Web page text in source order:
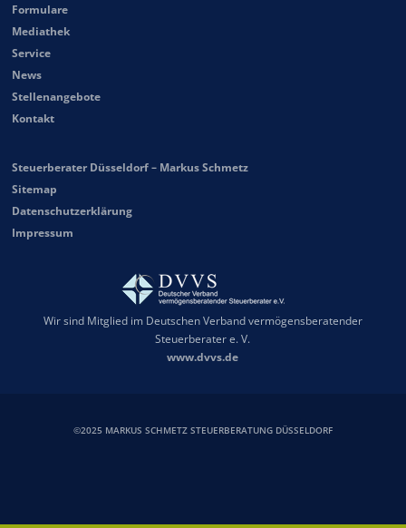
Formulare
Mediathek
Service
News
Stellenangebote
Kontakt
Steuerberater Düsseldorf – Markus Schmetz
Sitemap
Datenschutzerklärung
Impressum
Wir sind Mitglied im Deutschen Verband vermögensberatender
Steuerberater e. V.
www.dvvs.de
©2025 MARKUS SCHMETZ STEUERBERATUNG DÜSSELDORF